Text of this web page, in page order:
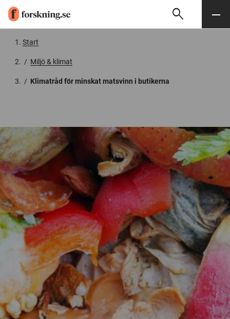
Söksearch Meny
Start
/ Miljö & klimat
/ Klimatråd för minskat matsvinn i butikerna